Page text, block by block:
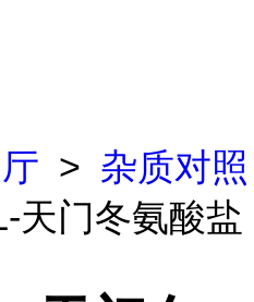
> 杂质对照
天门冬氨酸盐